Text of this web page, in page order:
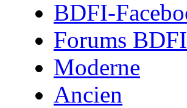
BDFI-
Forums BDFI
Moderne
Ancien